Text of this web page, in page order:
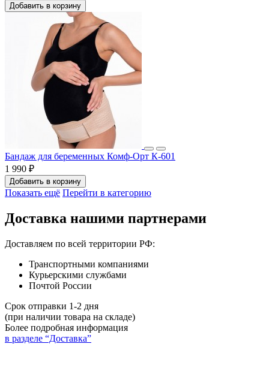
Добавить в корзину
Бандаж для беременных Комф-Орт К-601
1 990 ₽
Добавить в корзину
Показать ещё Перейти в категорию
Доставка нашими партнерами
Доставляем по всей территории РФ:
Транспортными компаниями
Курьерскими службами
Почтой России
Срок отправки 1-2 дня
(при наличии товара на складе)
Более подробная информация
в разделе “Доставка”